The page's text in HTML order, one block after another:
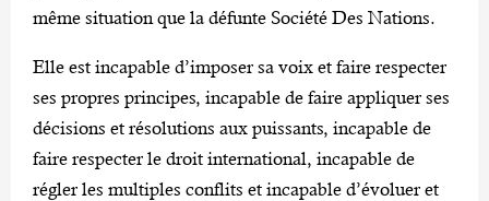
même situation que la défunte Société Des Nations.
Elle est incapable d’imposer sa voix et faire respecter
ses propres principes, incapable de faire appliquer ses
décisions et résolutions aux puissants, incapable de
faire respecter le droit international, incapable de
régler les multiples conflits et incapable d’évoluer et